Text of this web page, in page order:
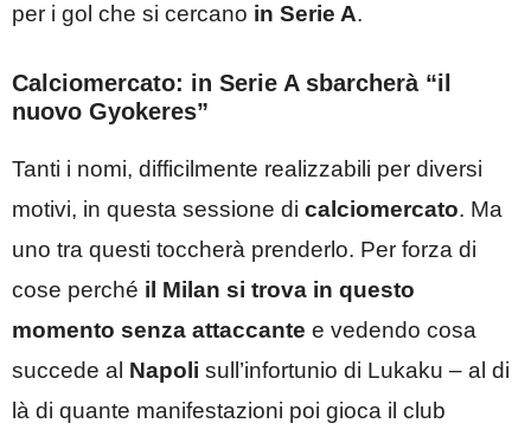
per i gol che si cercano in Serie A.
Calciomercato: in Serie A sbarcherà “il
nuovo Gyokeres”
Tanti i nomi, difficilmente realizzabili per diversi
motivi, in questa sessione di calciomercato. Ma
uno tra questi toccherà prenderlo. Per forza di
cose perché il Milan si trova in questo
momento senza attaccante e vedendo cosa
succede al Napoli sull’infortunio di Lukaku – al di
là di quante manifestazioni poi gioca il club